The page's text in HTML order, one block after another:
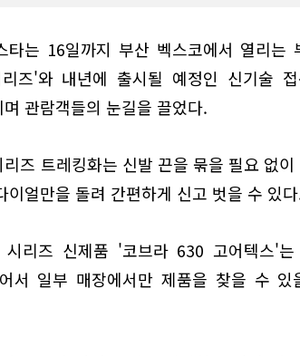
타는 16일까지 부산 벡스코에서 열리는
즈'와 내년에 출시될 예정인 신기술
관람객들의 눈길을 끌었다.
즈 트레킹화는 신발 끈을 묶을 필요 없
이얼만을 돌려 간편하게 신고 벗을 수 있
리즈 신제품 '코브라 630 고어텍스'
서 일부 매장에서만 제품을 찾을 수 있